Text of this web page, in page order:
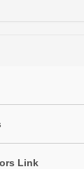
Link